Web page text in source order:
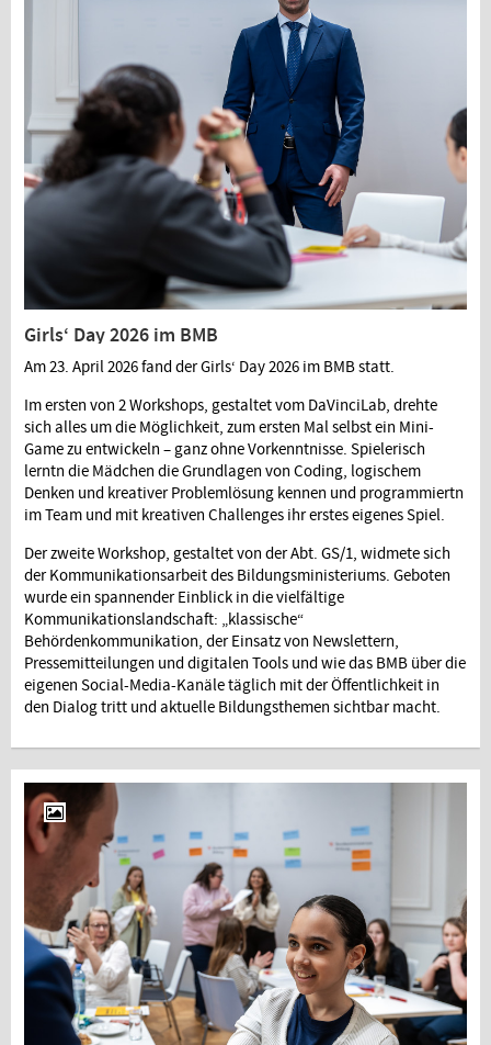
Girls‘ Day 2026 im BMB
Am 23. April 2026 fand der Girls‘ Day 2026 im BMB statt.
Im ersten von 2 Workshops, gestaltet vom DaVinciLab, drehte
sich alles um die Möglichkeit, zum ersten Mal selbst ein Mini-
Game zu entwickeln – ganz ohne Vorkenntnisse. Spielerisch
lerntn die Mädchen die Grundlagen von Coding, logischem
Denken und kreativer Problemlösung kennen und programmiertn
im Team und mit kreativen Challenges ihr erstes eigenes Spiel.
Der zweite Workshop, gestaltet von der Abt. GS/1, widmete sich
der Kommunikationsarbeit des Bildungsministeriums. Geboten
wurde ein spannender Einblick in die vielfältige
Kommunikationslandschaft: „klassische“
Behördenkommunikation, der Einsatz von Newslettern,
Pressemitteilungen und digitalen Tools und wie das BMB über die
eigenen Social-Media-Kanäle täglich mit der Öffentlichkeit in
den Dialog tritt und aktuelle Bildungsthemen sichtbar macht.